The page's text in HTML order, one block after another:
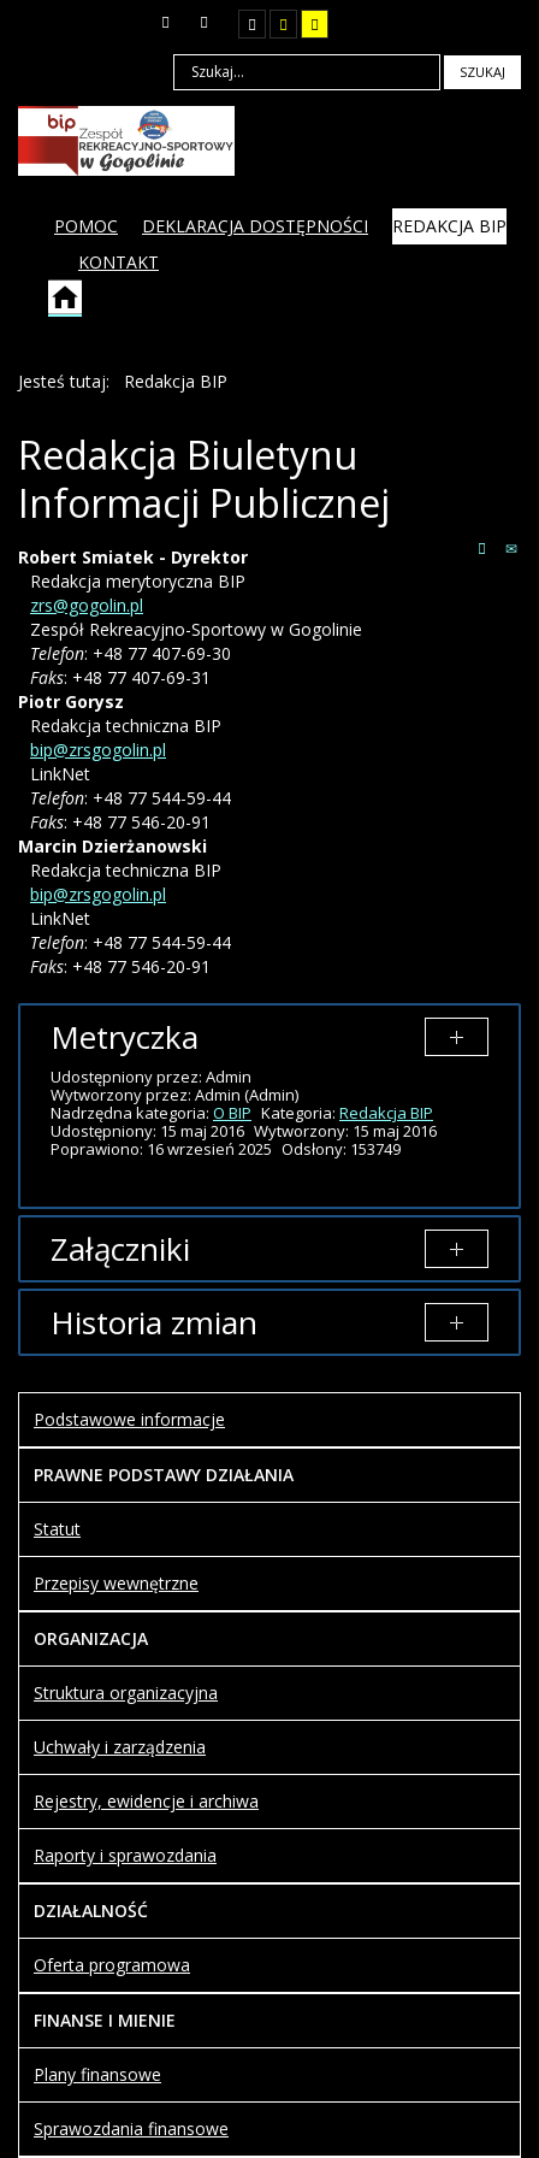
SZUKAJ
POMOC DEKLARACJA DOSTĘPNOŚCI
REDAKCJA BIP
KONTAKT
Jesteś tutaj: Redakcja BIP
Redakcja Biuletynu
Informacji Publicznej
Robert Smiatek - Dyrektor
Redakcja merytoryczna BIP
zrs@gogolin.pl
Zespół Rekreacyjno-Sportowy w Gogolinie
Telefon: +48 77 407-69-30
Faks: +48 77 407-69-31
Piotr Gorysz
Redakcja techniczna BIP
bip@zrsgogolin.pl
LinkNet
Telefon: +48 77 544-59-44
Faks: +48 77 546-20-91
Marcin Dzierżanowski
Redakcja techniczna BIP
bip@zrsgogolin.pl
LinkNet
Telefon: +48 77 544-59-44
Faks: +48 77 546-20-91
Metryczka
Udostępniony przez: Admin
Wytworzony przez: Admin (Admin)
Nadrzędna kategoria: O BIP Kategoria: Redakcja BIP
Udostępniony: 15 maj 2016 Wytworzony: 15 maj 2016
Poprawiono: 16 wrzesień 2025 Odsłony: 153749
Załączniki
Brak załączników.
Historia zmian
zmian
Data Osoba
Porównaj
Artykuł
został
czwartek,
Admin-
Artykuł
został
zmieniony.
czwartek,
2019
15:00
Admin-
został
zmieniony.
czwartek,
16 maj
2019
15:00
mh
Artykuł
zmieniony.
2019
19:12
Artykuł
zmieniony.
Podstawowe informacje
PRAWNE PODSTAWY DZIAŁANIA
Statut
Przepisy wewnętrzne
ORGANIZACJA
Struktura organizacyjna
Uchwały i zarządzenia
Rejestry, ewidencje i archiwa
Raporty i sprawozdania
DZIAŁALNOŚĆ
Oferta programowa
FINANSE I MIENIE
Plany finansowe
Sprawozdania finansowe